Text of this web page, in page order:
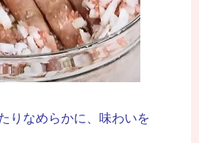
りなめらかに、味わいを